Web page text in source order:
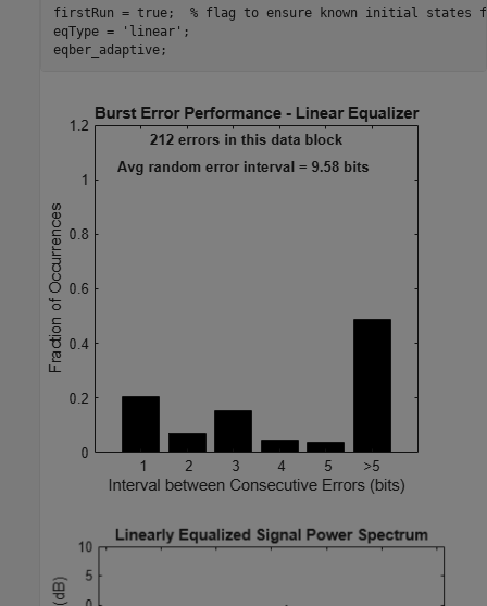
firstRun = true; % flag to ensure known initial states
eqType =
'linear' ;